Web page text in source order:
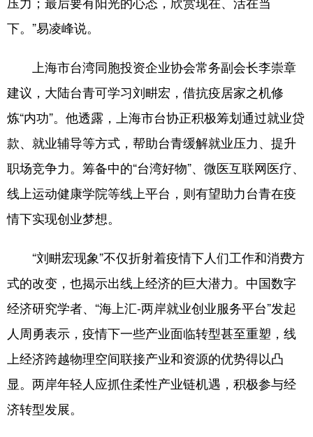
Русский язык
下。”易凌峰说。
上海市台湾同胞投资企业协会常务副会长李崇章
建议，大陆台青可学习刘畊宏，借抗疫居家之机修
炼“内功”。他透露，上海市台协正积极筹划通过就业贷
款、就业辅导等方式，帮助台青缓解就业压力、提升
职场竞争力。筹备中的“台湾好物”、微医互联网医疗、
线上运动健康学院等线上平台，则有望助力台青在疫
情下实现创业梦想。
“刘畊宏现象”不仅折射着疫情下人们工作和消费方
式的改变，也揭示出线上经济的巨大潜力。中国数字
经济研究学者、“海上汇-两岸就业创业服务平台”发起
人周勇表示，疫情下一些产业面临转型甚至重塑，线
上经济跨越物理空间联接产业和资源的优势得以凸
显。两岸年轻人应抓住柔性产业链机遇，积极参与经
济转型发展。